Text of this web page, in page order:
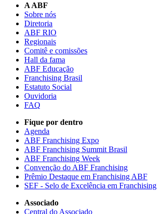
A ABF
Sobre nós
Diretoria
ABF RIO
Regionais
Comitê e comissões
Hall da fama
ABF Educação
Franchising Brasil
Estatuto Social
Ouvidoria
FAQ
Fique por dentro
Agenda
ABF Franchising Expo
ABF Franchising Summit Brasil
ABF Franchising Week
Convenção do ABF Franchising
Prêmio Destaque em Franchising ABF
SEF - Selo de Excelência em Franchising
Associado
Central do Associado